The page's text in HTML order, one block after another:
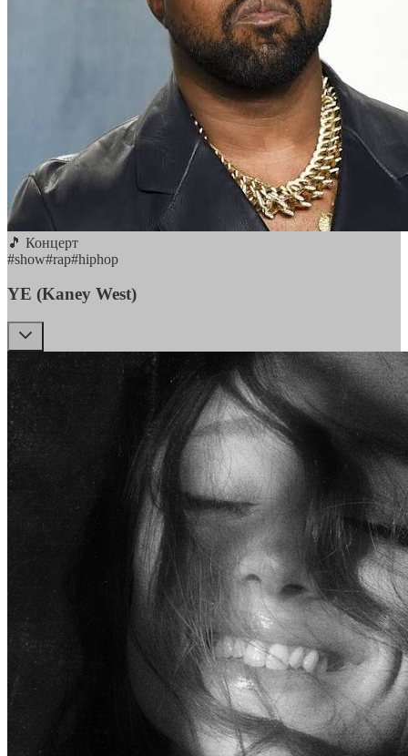
🎵 Концерт
#show#rap#hiphop
YE (Kaney West)